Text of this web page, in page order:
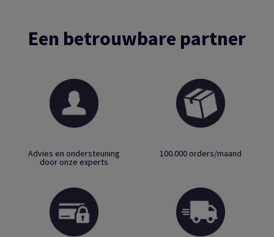
Een betrouwbare partner
Advies en ondersteuning
door onze experts
100.000 orders/maand